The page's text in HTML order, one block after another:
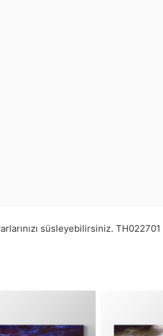
süsleyebilirsiniz. TH022701